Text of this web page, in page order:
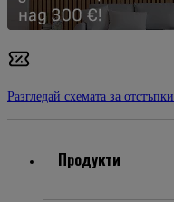
Разгледай схемата за отстъпки
Продукти